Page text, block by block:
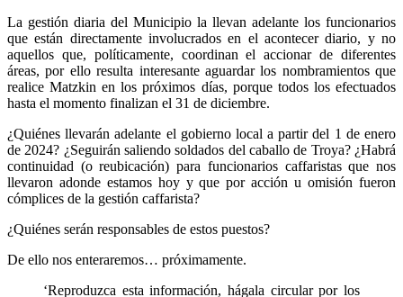
La gestión diaria del Municipio la llevan adelante los funcionarios
que están directamente involucrados en el acontecer diario, y no
aquellos que, políticamente, coordinan el accionar de diferentes
áreas, por ello resulta interesante aguardar los nombramientos que
realice Matzkin en los próximos días, porque todos los efectuados
hasta el momento finalizan el 31 de diciembre.
¿Quiénes llevarán adelante el gobierno local a partir del 1 de enero
de 2024? ¿Seguirán saliendo soldados del caballo de Troya? ¿Habrá
continuidad (o reubicación) para funcionarios caffaristas que nos
llevaron adonde estamos hoy y que por acción u omisión fueron
cómplices de la gestión caffarista?
¿Quiénes serán responsables de estos puestos?
De ello nos enteraremos… próximamente.
‘Reproduzca esta información, hágala circular por los